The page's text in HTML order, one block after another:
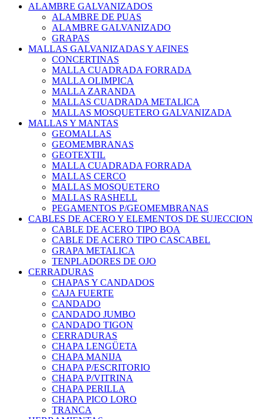
ALAMBRE GALVANIZADOS
ALAMBRE DE PUAS
ALAMBRE GALVANIZADO
GRAPAS
MALLAS GALVANIZADAS Y AFINES
CONCERTINAS
MALLA CUADRADA FORRADA
MALLA OLIMPICA
MALLA ZARANDA
MALLAS CUADRADA METALICA
MALLAS MOSQUETERO GALVANIZADA
MALLAS Y MANTAS
GEOMALLAS
GEOMEMBRANAS
GEOTEXTIL
MALLA CUADRADA FORRADA
MALLAS CERCO
MALLAS MOSQUETERO
MALLAS RASHELL
PEGAMENTOS P/GEOMEMBRANAS
CABLES DE ACERO Y ELEMENTOS DE SUJECCION
CABLE DE ACERO TIPO BOA
CABLE DE ACERO TIPO CASCABEL
GRAPA METALICA
TENPLADORES DE OJO
CERRADURAS
CHAPAS Y CANDADOS
CAJA FUERTE
CANDADO
CANDADO JUMBO
CANDADO TIGON
CERRADURAS
CHAPA LENGÜETA
CHAPA MANIJA
CHAPA P/ESCRITORIO
CHAPA P/VITRINA
CHAPA PERILLA
CHAPA PICO LORO
TRANCA